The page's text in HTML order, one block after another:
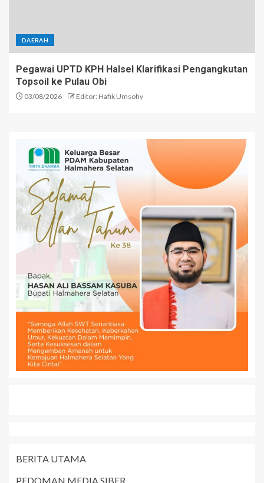
DAERAH
Pegawai UPTD KPH Halsel Klarifikasi Pengangkutan
Topsoil ke Pulau Obi
03/08/2026 Editor: Hafik Umsohy
BERITA UTAMA
PEDOMAN MEDIA SIBER